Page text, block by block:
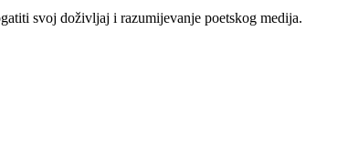
svoj doživljaj i razumijevanje poetskog medija.